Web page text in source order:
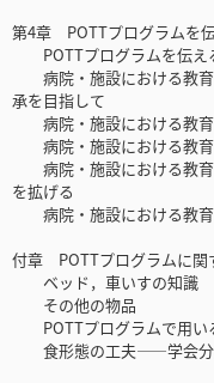
第4章 POTTプログラムを
POTTプログラムを伝え
病院・施設における教
承を目指して
病院・施設における教
病院・施設における教
病院・施設における教
を拡げる
病院・施設における教育
付章 POTTプログラムに関
ベッド，車いすの知識
その他の物品
POTTプログラムで用い
食形態の工夫――学会分